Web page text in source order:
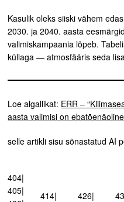
Kasulik oleks siiski vähem
2030. ja 2040. aasta
valimiskampaania lõpeb.
küllaga — atmosfääris seda
Loe algallikat: ERR –
aasta valimisi on
selle artikli sisu sõnastatud AI
404|
405|
414|
426|